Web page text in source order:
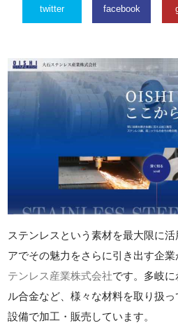
twitter facebook
ステンレスという素材を最大限に
アでその魅力をさらに引き出す企
テンレス産業株式会社です。多岐
ル合金など、様々な材料を取り扱
設備で加工・販売しています。